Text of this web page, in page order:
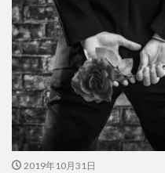
2019年10月31日